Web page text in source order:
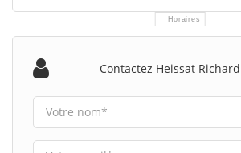
Horaires
Contactez Heissat